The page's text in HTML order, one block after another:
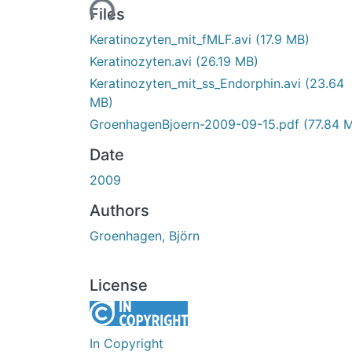
Loading...
Files
Keratinozyten_mit_fMLF.avi (17.9 MB)
Keratinozyten.avi (26.19 MB)
Keratinozyten_mit_ss_Endorphin.avi (23.64
MB)
GroenhagenBjoern-2009-09-15.pdf (77.84
Date
2009
Authors
Groenhagen, Björn
License
In Copyright